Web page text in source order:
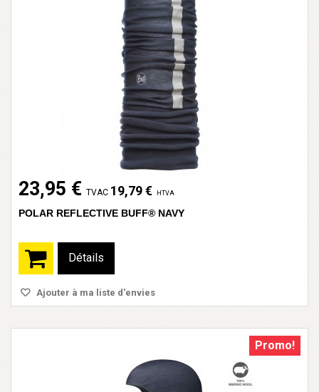
23,95 € TVAC 19,79 € HTVA
POLAR REFLECTIVE BUFF® NAVY
Détails
Ajouter à ma liste d'envies
Promo!